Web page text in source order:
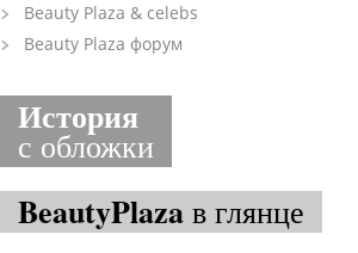
Beauty Plaza & celebs
Beauty Plaza форум
История
с обложки
BeautyPlaza в глянце